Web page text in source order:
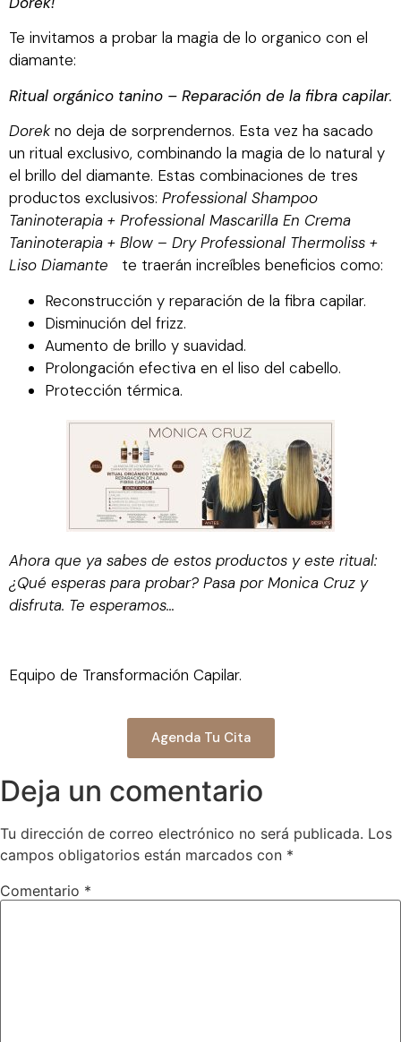
Te invitamos a probar la magia de lo organico con el
diamante:
Ritual orgánico tanino – Reparación de la fibra capilar.
Dorek no deja de sorprendernos. Esta vez ha sacado
un ritual exclusivo, combinando la magia de lo natural y
el brillo del diamante. Estas combinaciones de tres
productos exclusivos: Professional Shampoo
Taninoterapia + Professional Mascarilla En Crema
Taninoterapia + Blow – Dry Professional Thermoliss +
Liso Diamante te traerán increíbles beneficios como:
Reconstrucción y reparación de la fibra capilar.
Disminución del frizz.
Aumento de brillo y suavidad.
Prolongación efectiva en el liso del cabello.
Protección térmica.
Ahora que ya sabes de estos productos y este ritual:
¿Qué esperas para probar? Pasa por Monica Cruz y
disfruta. Te esperamos…
Equipo de Transformación Capilar.
Agenda Tu Cita
Deja un comentario
Tu dirección de correo electrónico no será publicada. Los
campos obligatorios están marcados con *
Comentario *